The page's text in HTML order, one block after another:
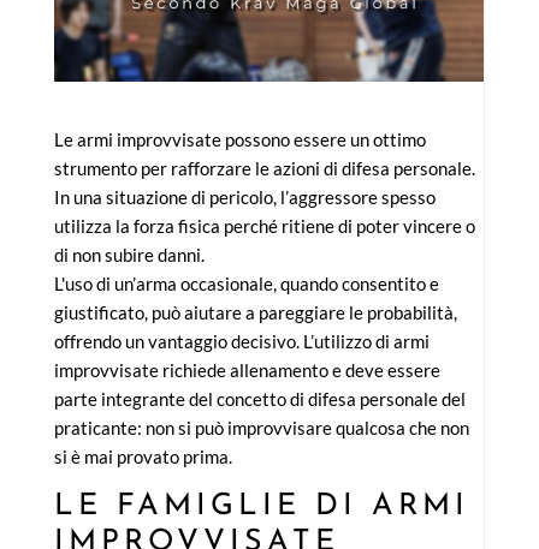
Le armi improvvisate possono essere un ottimo
strumento per rafforzare le azioni di difesa personale.
In una situazione di pericolo, l’aggressore spesso
utilizza la forza fisica perché ritiene di poter vincere o
di non subire danni.
L'uso di un’arma occasionale, quando consentito e
giustificato, può aiutare a pareggiare le probabilità,
offrendo un vantaggio decisivo. L’utilizzo di armi
improvvisate richiede allenamento e deve essere
parte integrante del concetto di difesa personale del
praticante: non si può improvvisare qualcosa che non
si è mai provato prima.
LE FAMIGLIE DI ARMI
IMPROVVISATE